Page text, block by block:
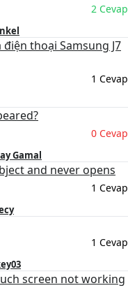
2 Cevap
thoại Samsung J7
1 Cevap
0 Cevap
Gamal
and never opens
1 Cevap
1 Cevap
screen not working